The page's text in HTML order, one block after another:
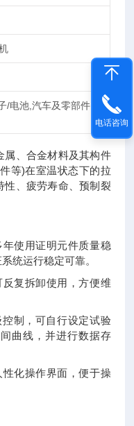
/电池,汽车及零部件,综
、合金材料及其构件
等)在室温状态下的拉
性、疲劳寿命、预制裂
使用证明元件质量稳
统运行稳定可靠。
复拆卸使用，方便维
制，可自行设定试验
曲线，并进行数据存
化操作界面，便于操
电话咨询